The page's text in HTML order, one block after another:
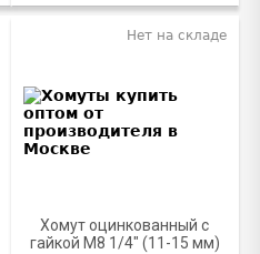
Хомут оцинкованный с
гайкой М8 1/4" (11-15 мм)
Нет на складе